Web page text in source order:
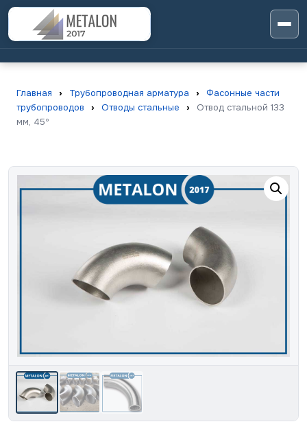
Главная › Трубопроводная арматура ›
Фасонные части
трубопроводов
› Отводы стальные ›
Отвод стальной 133
мм, 45º